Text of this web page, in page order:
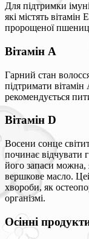
Для підтримки
які містять вітамін
пророщеної
Вітамін А
Гарний стан
підтримати
рекомендується
Вітамін D
Восени сонце
починає відчувати
його запаси можна,
вершкове масло. Цей
хвороби, як
організмі.
Осінні